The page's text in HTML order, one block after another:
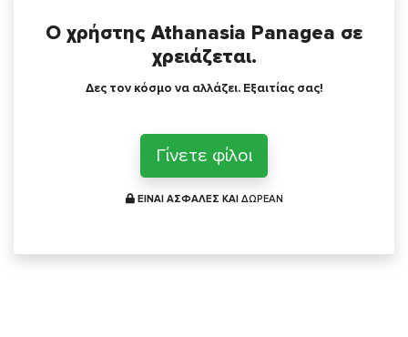
Ο χρήστης Athanasia Panagea σε
χρειάζεται.
Δες τον κόσμο να αλλάζει. Εξαιτίας σας!
Γίνετε φίλοι
ΕΙΝΑΙ ΑΣΦΑΛΕΣ ΚΑΙ ΔΩΡΕΑΝ